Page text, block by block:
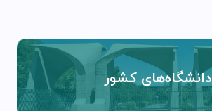
دانشگاه‌های کشور